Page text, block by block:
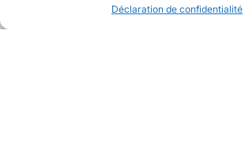
Déclaration de confidentialité